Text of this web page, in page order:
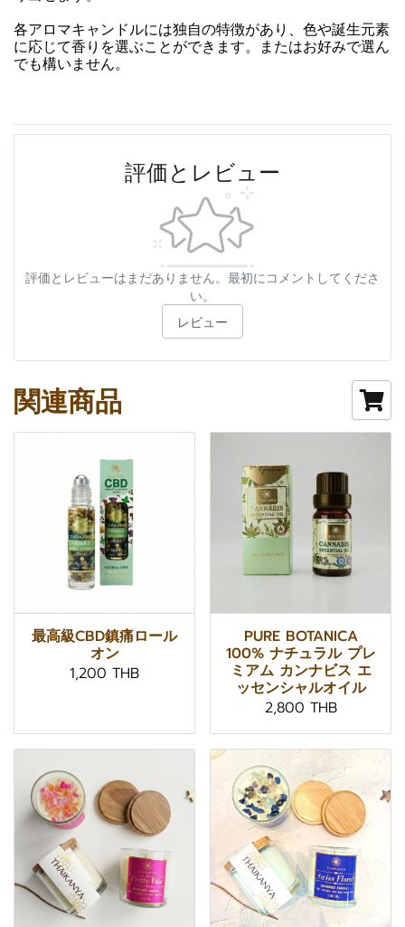
各アロマキャンドルには独自の特徴があり、色や誕生元素
に応じて香りを選ぶことができます。またはお好みで選ん
でも構いません。
評価とレビュー
評価とレビューはまだありません。最初にコメントしてくださ
い。
レビュー
関連商品
最高級CBD鎮痛ロール
オン
1,200 THB
PURE BOTANICA
100% ナチュラル プレ
ミアム カンナビス エ
ッセンシャルオイル
2,800 THB